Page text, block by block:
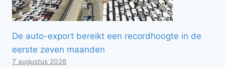
De auto-export bereikt een recordhoogte in de
eerste zeven maanden
7 augustus 2026